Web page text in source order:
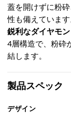
蓋を開けずに粉
性も備えています
鋭利なダイヤモ
4層構造で、粉砕
結します。
製品スペック
デザイン